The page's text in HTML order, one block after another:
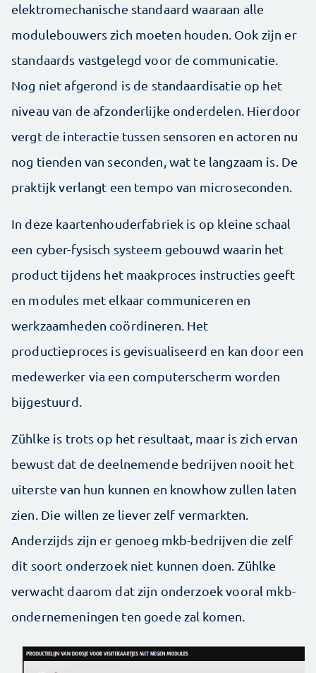
elektromechanische standaard waaraan alle
modulebouwers zich moeten houden. Ook zijn er
standaards vastgelegd voor de communicatie.
Nog niet afgerond is de standaardisatie op het
niveau van de afzonderlijke onderdelen. Hierdoor
vergt de interactie tussen sensoren en actoren nu
nog tienden van seconden, wat te langzaam is. De
praktijk verlangt een tempo van microseconden.
In deze kaartenhouderfabriek is op kleine schaal
een cyber-fysisch systeem gebouwd waarin het
product tijdens het maakproces instructies geeft
en modules met elkaar communiceren en
werkzaamheden coördineren. Het
productieproces is gevisualiseerd en kan door een
medewerker via een computerscherm worden
bijgestuurd.
Zühlke is trots op het resultaat, maar is zich ervan
bewust dat de deelnemende bedrijven nooit het
uiterste van hun kunnen en knowhow zullen laten
zien. Die willen ze liever zelf vermarkten.
Anderzijds zijn er genoeg mkb-bedrijven die zelf
dit soort onderzoek niet kunnen doen. Zühlke
verwacht daarom dat zijn onderzoek vooral mkb-
ondernemeningen ten goede zal komen.